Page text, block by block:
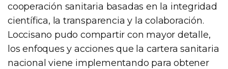
cooperación sanitaria basadas en la integridad
científica, la transparencia y la colaboración.
Loccisano pudo compartir con mayor detalle,
los enfoques y acciones que la cartera sanitaria
nacional viene implementando para obtener